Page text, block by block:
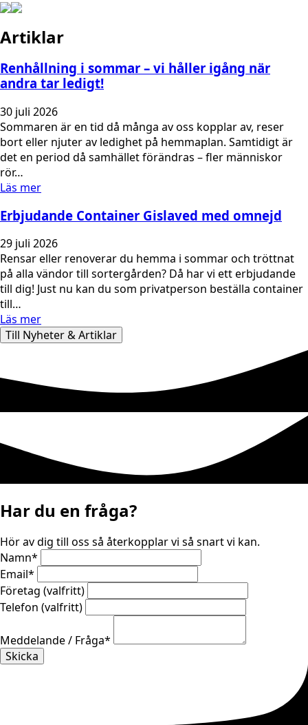
Artiklar
Renhållning i sommar – vi håller igång när
andra tar ledigt!
30 juli 2026
Sommaren är en tid då många av oss kopplar av, reser
bort eller njuter av ledighet på hemmaplan. Samtidigt är
det en period då samhället förändras – fler människor
rör…
Läs mer
Erbjudande Container Gislaved med omnejd
29 juli 2026
Rensar eller renoverar du hemma i sommar och tröttnat
på alla vändor till sortergården? Då har vi ett erbjudande
till dig! Just nu kan du som privatperson beställa container
till…
Läs mer
Till Nyheter & Artiklar
Har du en fråga?
Hör av dig till oss så återkopplar vi så snart vi kan.
Namn*
Email*
Företag (valfritt)
Telefon (valfritt)
Meddelande / Fråga*
Skicka